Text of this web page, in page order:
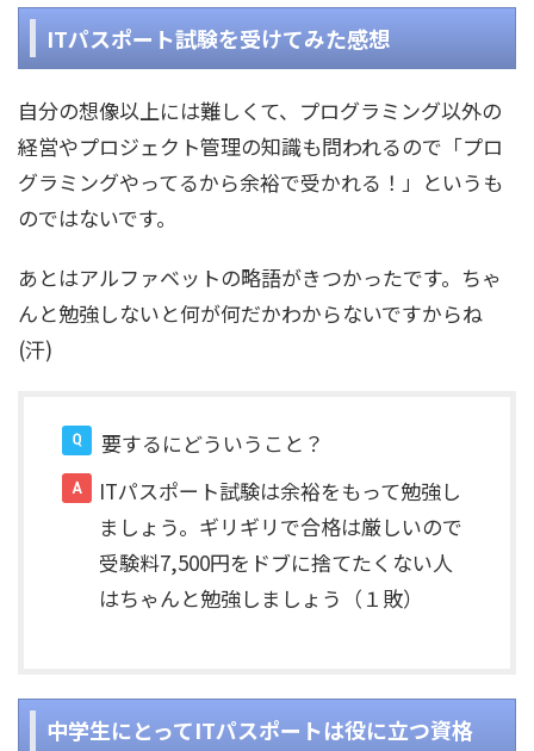
ITパスポート試験を受けてみた感想
自分の想像以上には難しくて、プログラミング以外の
経営やプロジェクト管理の知識も問われるので「プロ
グラミングやってるから余裕で受かれる！」というも
のではないです。
あとはアルファベットの略語がきつかったです。ちゃ
んと勉強しないと何が何だかわからないですからね
(汗)
要するにどういうこと？
ITパスポート試験は余裕をもって勉強し
ましょう。ギリギリで合格は厳しいので
受験料7,500円をドブに捨てたくない人
はちゃんと勉強しましょう（１敗）
中学生にとってITパスポートは役に立つ資格